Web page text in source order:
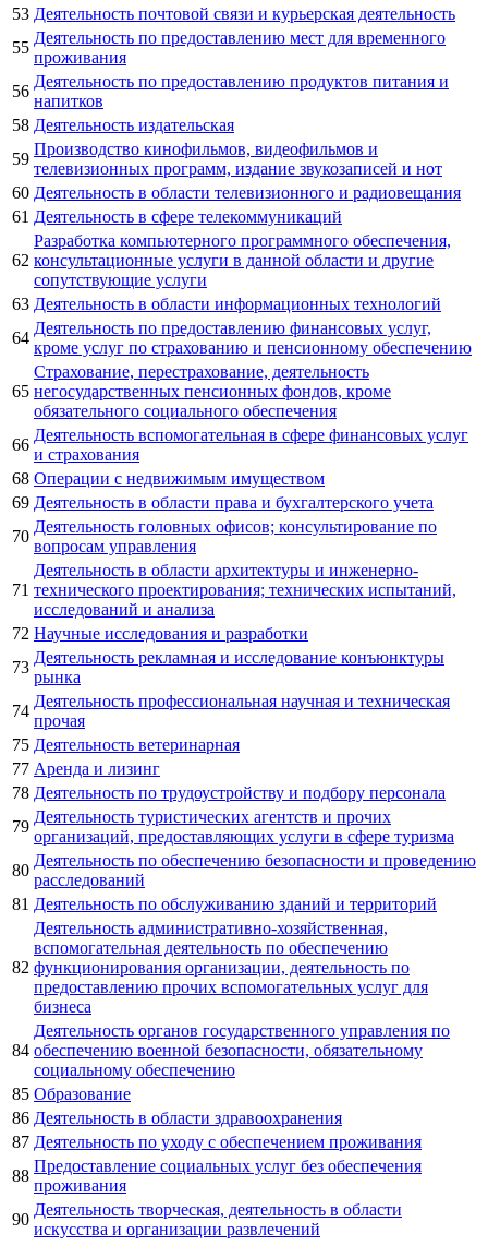
53 Деятельность почтовой связи и курьерская деятельность
55
Деятельность по предоставлению мест для временного
проживания
56
Деятельность по предоставлению продуктов питания и
напитков
58 Деятельность издательская
59
Производство кинофильмов, видеофильмов и
телевизионных программ, издание звукозаписей и нот
60 Деятельность в области телевизионного и радиовещания
61 Деятельность в сфере телекоммуникаций
62
Разработка компьютерного программного обеспечения,
консультационные услуги в данной области и другие
сопутствующие услуги
63 Деятельность в области информационных технологий
64
Деятельность по предоставлению финансовых услуг,
кроме услуг по страхованию и пенсионному обеспечению
65
Страхование, перестрахование, деятельность
негосударственных пенсионных фондов, кроме
обязательного социального обеспечения
66
Деятельность вспомогательная в сфере финансовых услуг
и страхования
68 Операции с недвижимым имуществом
69 Деятельность в области права и бухгалтерского учета
70
Деятельность головных офисов; консультирование по
вопросам управления
71
Деятельность в области архитектуры и инженерно-
технического проектирования; технических испытаний,
исследований и анализа
72 Научные исследования и разработки
73
Деятельность рекламная и исследование конъюнктуры
рынка
74
Деятельность профессиональная научная и техническая
прочая
75 Деятельность ветеринарная
77 Аренда и лизинг
78 Деятельность по трудоустройству и подбору персонала
79
Деятельность туристических агентств и прочих
организаций, предоставляющих услуги в сфере туризма
80
Деятельность по обеспечению безопасности и проведению
расследований
81 Деятельность по обслуживанию зданий и территорий
82
Деятельность административно-хозяйственная,
вспомогательная деятельность по обеспечению
функционирования организации, деятельность по
предоставлению прочих вспомогательных услуг для
бизнеса
84
Деятельность органов государственного управления по
обеспечению военной безопасности, обязательному
социальному обеспечению
85 Образование
86 Деятельность в области здравоохранения
87 Деятельность по уходу с обеспечением проживания
88
Предоставление социальных услуг без обеспечения
проживания
90
Деятельность творческая, деятельность в области
искусства и организации развлечений